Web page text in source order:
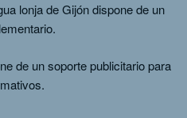
lonja de Gijón dispone de un
de un soporte publicitario para